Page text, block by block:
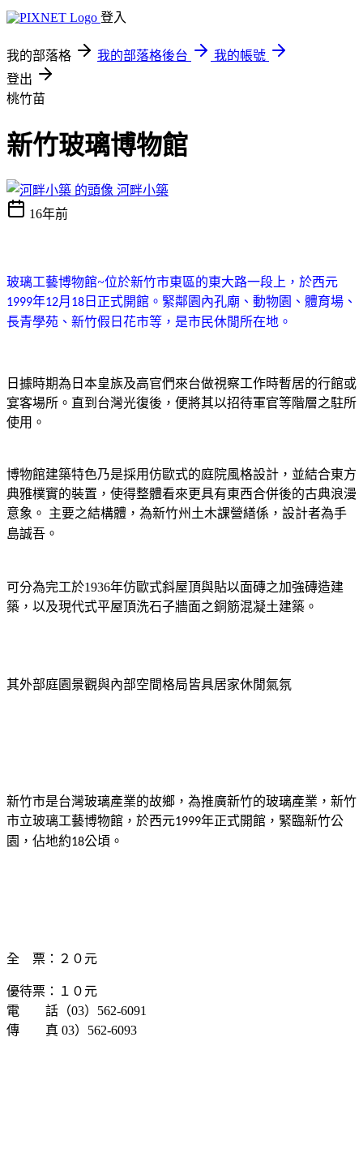
登入
我的部落格 我的部落格後台
我的帳號
登出
桃竹苗
新竹玻璃博物館
河畔小築
16年前
玻璃工藝博物館~位於新竹市東區的東大路一段上， 於西元
1999年12月18日正式開館。 緊鄰園內孔廟、動物園、體育場、
長青學苑、新竹假日花市等，是市民休閒所在地。
日據時期為日本皇族及高官們來台做視察工作時暫居的行館或
宴客場所。直到台灣光復後，便將其以招待軍官等階層之駐所
使用。
博物館建築特色乃是採用仿歐式的庭院風格設計，並結合東方
典雅樸實的裝置，使得整體看來更具有東西合併後的古典浪漫
意象。 主要之結構體，為新竹州土木課營繕係，設計者為手
島誠吾。
可分為完工於1936年仿歐式斜屋頂與貼以面磚之加強磚造建
築，以及現代式平屋頂洗石子牆面之銅筋混凝土建築。
其外部庭園景觀與內部空間格局皆具居家休閒氣氛
新竹市是台灣玻璃產業的故鄉，為推廣新竹的玻璃產業，新竹
市立玻璃工藝博物館，於西元1999年正式開館，緊臨新竹公
園，佔地約18公頃。
全 票：２０元
優待票：１０元
電 話（03） 562-6091
傳 真 03） 562-6093